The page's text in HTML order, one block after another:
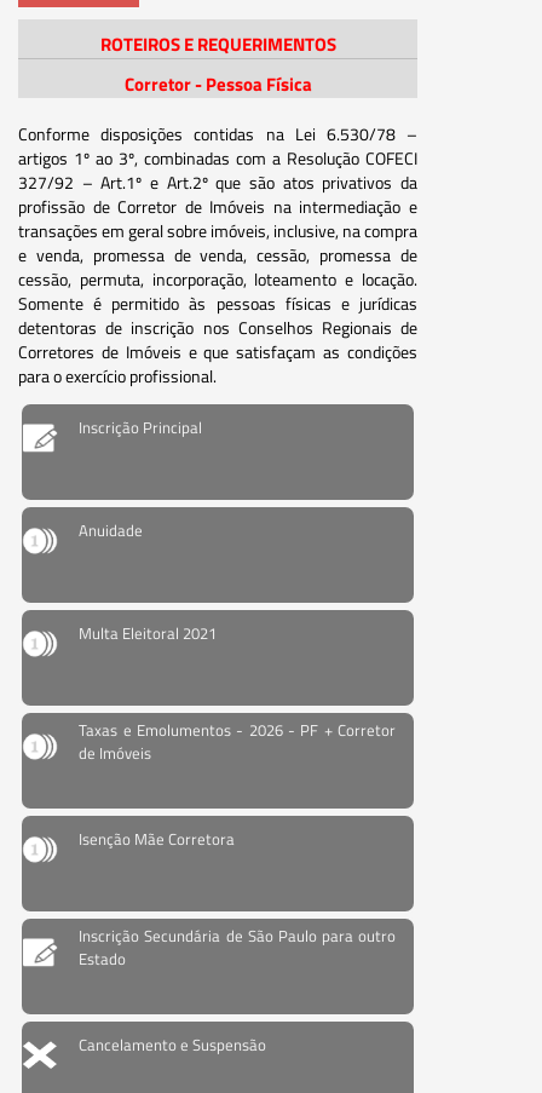
ROTEIROS E REQUERIMENTOS
Corretor - Pessoa Física
Conforme disposições contidas na Lei 6.530/78 –
artigos 1º ao 3º, combinadas com a Resolução COFECI
327/92 – Art.1º e Art.2º que são atos privativos da
profissão de Corretor de Imóveis na intermediação e
transações em geral sobre imóveis, inclusive, na compra
e venda, promessa de venda, cessão, promessa de
cessão, permuta, incorporação, loteamento e locação.
Somente é permitido às pessoas físicas e jurídicas
detentoras de inscrição nos Conselhos Regionais de
Corretores de Imóveis e que satisfaçam as condições
para o exercício profissional.
Inscrição Principal
Anuidade
Multa Eleitoral 2021
Taxas e Emolumentos - 2026 - PF + Corretor
de Imóveis
Isenção Mãe Corretora
Inscrição Secundária de São Paulo para outro
Estado
Cancelamento e Suspensão